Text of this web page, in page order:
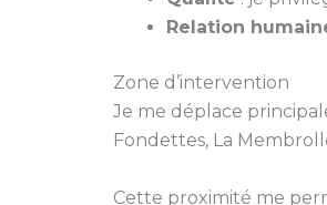
Relation
Zone d’intervention
Je me déplace
Fondettes, La
Cette proximité me